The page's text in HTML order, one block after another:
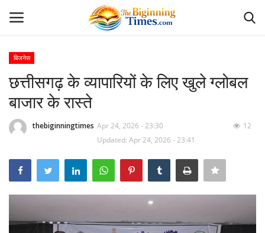
Home
अपराध
Contact
दैनिक पंचांग
दैनिक राशिफल
बिजनेस
छत्तीसगढ़ के व्यापारियों के लिए खुले ग्लोबल
बाजार के रास्ते
thebiginningtimes Apr 24, 2026 - 23:30
Updated: Apr 24, 2026 - 23:41
12